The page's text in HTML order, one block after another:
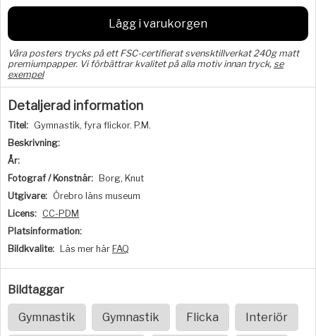
Lägg i varukorgen
Våra posters trycks på ett FSC-certifierat svensktillverkat 240g matt
premiumpapper. Vi förbättrar kvalitet på alla motiv innan tryck, se
exempel
Detaljerad information
Titel: Gymnastik, fyra flickor. P.M.
Beskrivning:
År:
Fotograf / Konstnär:
Borg, Knut
Utgivare: Örebro läns museum
Licens: CC-PDM
Platsinformation:
Bildkvalite:
Läs mer här FAQ
Bildtaggar
Gymnastik Gymnastik Flicka Interiör